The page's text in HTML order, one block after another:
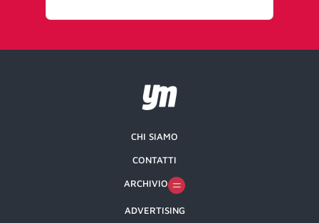
CHI SIAMO
CONTATTI
ARCHIVIO
ADVERTISING